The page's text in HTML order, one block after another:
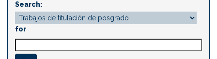
Search:
for